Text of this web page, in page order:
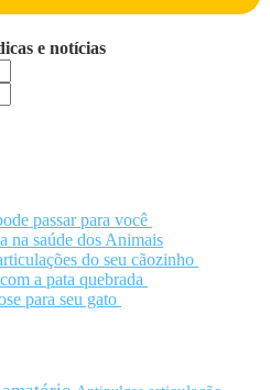
e notícias
passar para você
na saúde dos Animais
do seu cãozinho
a pata quebrada
para seu gato